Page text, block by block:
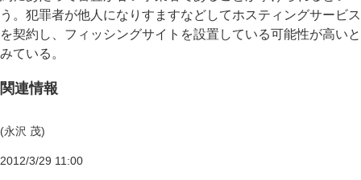
う。犯罪者が他人になりすますなどしてホスティングサービス
を契約し、フィッシングサイトを設置している可能性が高いと
みている。
関連情報
(永沢 茂)
2012/3/29 11:00